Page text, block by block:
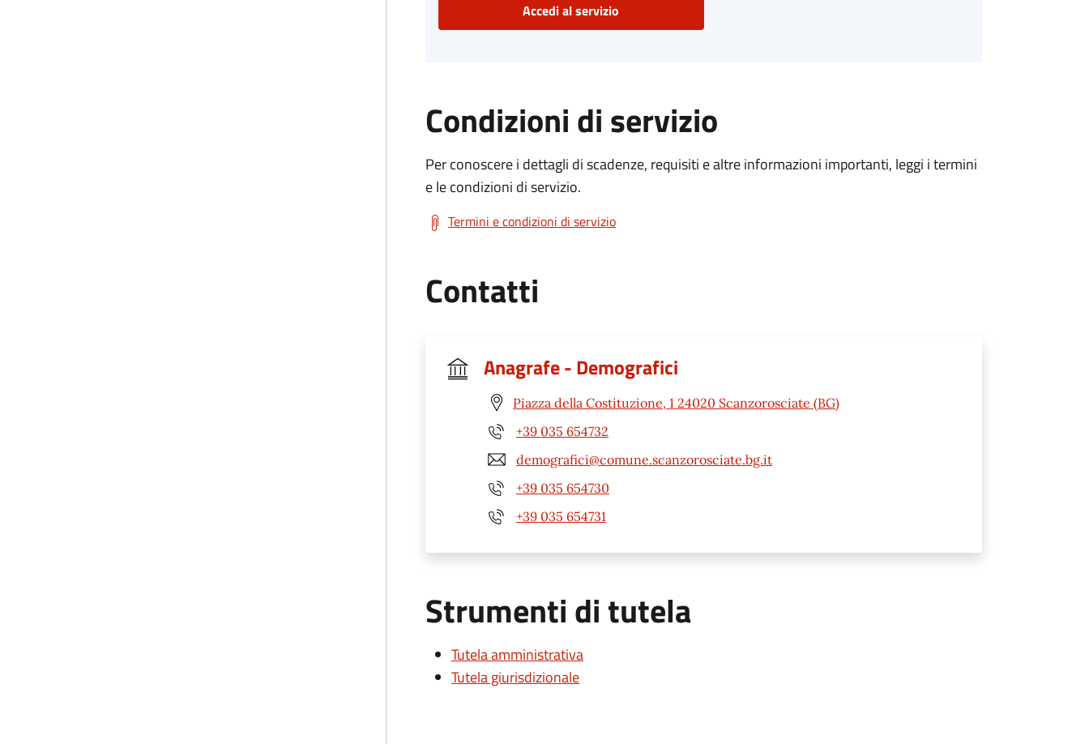
Accedi al servizio
Condizioni di servizio
Per conoscere i dettagli di scadenze, requisiti e altre informazioni importanti, leggi i termini
e le condizioni di servizio.
Termini e condizioni di servizio
Contatti
Anagrafe - Demografici
Piazza della Costituzione, 1 24020 Scanzorosciate (BG)
+39 035 654732
demografici@comune.scanzorosciate.bg.it
+39 035 654730
+39 035 654731
Strumenti di tutela
Tutela amministrativa
Tutela giurisdizionale